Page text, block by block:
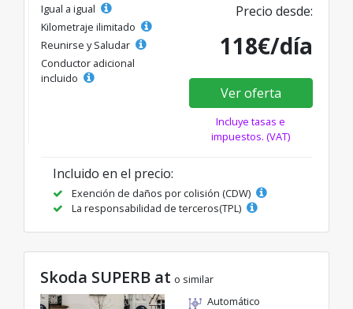
Igual a igual
Kilometraje ilimitado
Reunirse y Saludar
Conductor adicional
incluido
Precio desde:
118€/día
Ver oferta
Incluye tasas e
impuestos. (VAT)
Incluido en el precio:
Exención de daños por colisión (CDW)
La responsabilidad de terceros(TPL)
Skoda SUPERB at o similar
Automático